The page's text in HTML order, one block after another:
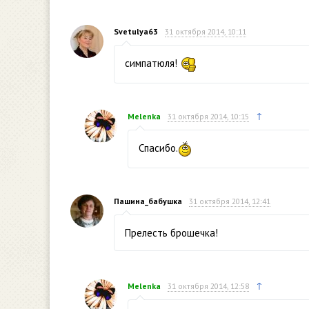
Svetulya63 31 октября 2014, 10:11
симпатюля!
Melenka 31 октября 2014, 10:15 ↑
Спасибо.
Пашина_бабушка 31 октября 2014, 12:41
Прелесть брошечка!
Melenka 31 октября 2014, 12:58 ↑